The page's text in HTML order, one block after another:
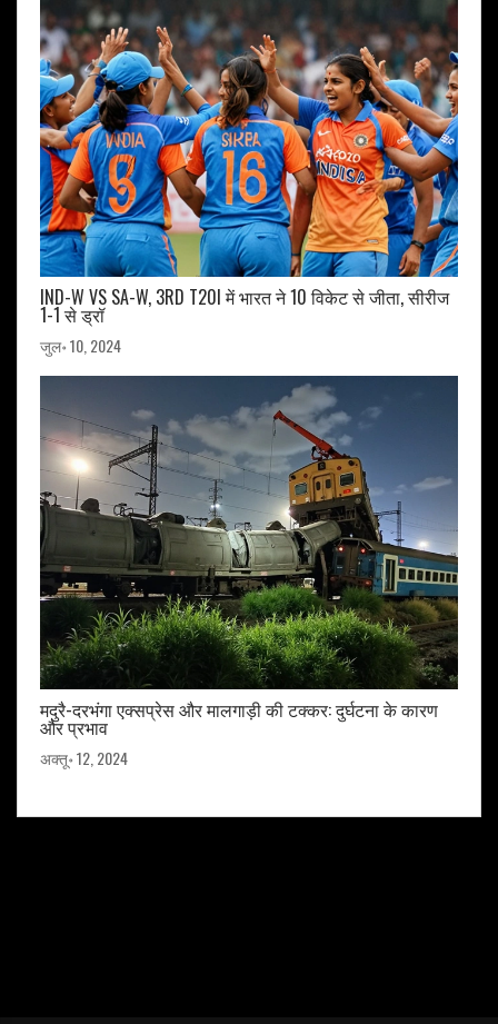
IND-W VS SA-W, 3RD T20I में भारत ने 10 विकेट से जीता, सीरीज
1-1 से ड्रॉ
जुल॰ 10, 2024
मदुरै-दरभंगा एक्सप्रेस और मालगाड़ी की टक्कर: दुर्घटना के कारण
और प्रभाव
अक्तू॰ 12, 2024